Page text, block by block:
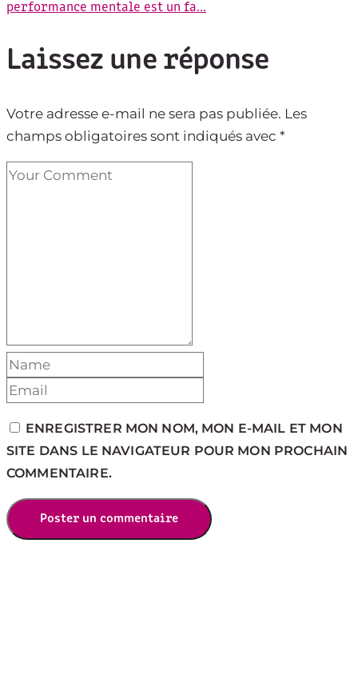
performance mentale est un fa...
Laissez une réponse
Votre adresse e-mail ne sera pas publiée. Les
champs obligatoires sont indiqués avec *
ENREGISTRER MON NOM, MON E-MAIL ET MON
SITE DANS LE NAVIGATEUR POUR MON PROCHAIN
COMMENTAIRE.
Poster un commentaire